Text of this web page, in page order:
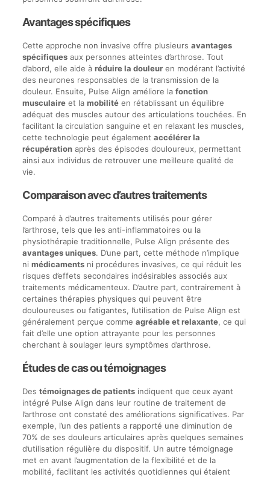
Avantages spécifiques
Cette approche non invasive offre plusieurs avantages
spécifiquesaux personnes atteintes d’arthrose. Tout
d’abord, elle aide à réduire la douleuren modérant l’activité
des neurones responsables de la transmission de la
douleur. Ensuite, Pulse Align améliore la fonction
musculaireet la mobilitéen rétablissant un équilibre
adéquat des muscles autour des articulations touchées. En
facilitant la circulation sanguine et en relaxant les muscles,
cette technologie peut également accélérer la
récupérationaprès des épisodes douloureux, permettant
ainsi aux individus de retrouver une meilleure qualité de
vie.
Comparaison avec d’autres traitements
Comparé à d’autres traitements utilisés pour gérer
l’arthrose, tels que les anti-inflammatoires ou la
physiothérapie traditionnelle, Pulse Align présente des
avantages uniques. D’une part, cette méthode n’implique
ni médicamentsni procédures invasives, ce qui réduit les
risques d’effets secondaires indésirables associés aux
traitements médicamenteux. D’autre part, contrairement à
certaines thérapies physiques qui peuvent être
douloureuses ou fatigantes, l’utilisation de Pulse Align est
généralement perçue comme agréable et relaxante, ce qui
fait d’elle une option attrayante pour les personnes
cherchant à soulager leurs symptômes d’arthrose.
Études de cas ou témoignages
Des témoignages de patientsindiquent que ceux ayant
intégré Pulse Align dans leur routine de traitement de
l’arthrose ont constaté des améliorations significatives. Par
exemple, l’un des patients a rapporté une diminution de
70% de ses douleurs articulaires après quelques semaines
d’utilisation régulière du dispositif. Un autre témoignage
met en avant l’augmentation de la flexibilité et de la
mobilité, facilitant les activités quotidiennes qui étaient